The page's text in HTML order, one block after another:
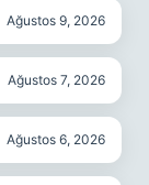
Ağustos 9, 2026
Ağustos 7, 2026
Ağustos 6, 2026